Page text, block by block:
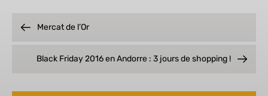
Mercat de l’Or
Black Friday 2016 en Andorre : 3 jours de shopping !